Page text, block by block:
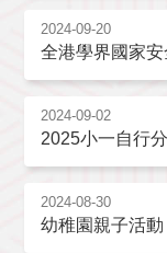
2024-09-20
全港學界國家
2024-09-02
2025小一自行
2024-08-30
幼稚園親子活